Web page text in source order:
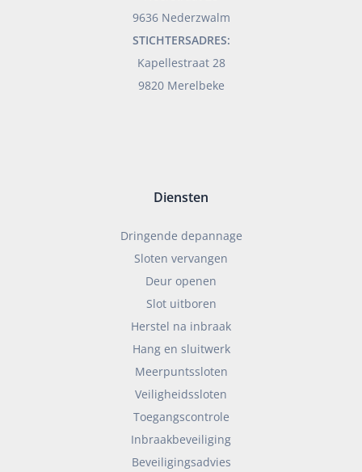
9636 Nederzwalm
STICHTERSADRES:
Kapellestraat 28
9820 Merelbeke
Diensten
Dringende depannage
Sloten vervangen
Deur openen
Slot uitboren
Herstel na inbraak
Hang en sluitwerk
Meerpuntssloten
Veiligheidssloten
Toegangscontrole
Inbraakbeveiliging
Beveiligingsadvies